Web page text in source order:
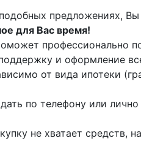
предложениях,
для Вас время!
профессионально
и оформление
от вида ипотеки
по телефону или
не хватает средств,